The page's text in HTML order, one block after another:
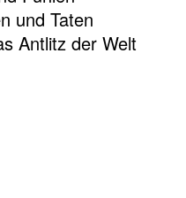
und Taten
Antlitz der Welt